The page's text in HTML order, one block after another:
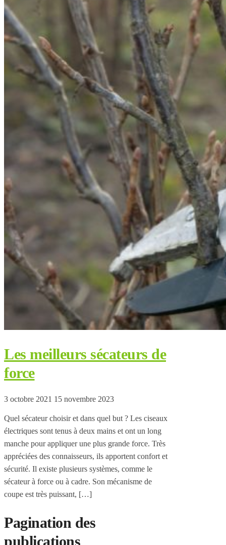
Les meilleurs sécateurs de
force
3 octobre 2021 15 novembre 2023
Quel sécateur choisir et dans quel but ? Les ciseaux
électriques sont tenus à deux mains et ont un long
manche pour appliquer une plus grande force. Très
appréciées des connaisseurs, ils apportent confort et
sécurité. Il existe plusieurs systèmes, comme le
sécateur à force ou à cadre. Son mécanisme de
coupe est très puissant, […]
Pagination des
publications